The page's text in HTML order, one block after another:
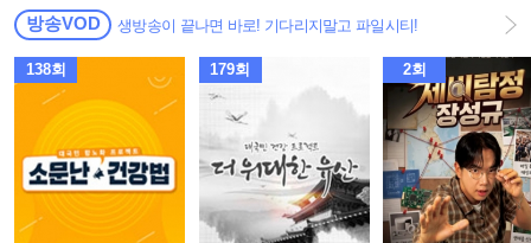
방송VOD 생방송이 끝나면 바로! 기다리지말고 파일시티!
138회 179회 2회